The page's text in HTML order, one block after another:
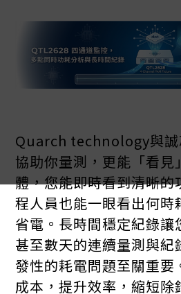
Quarch technology與誠
協助你量測，更能「看見
體，您能即時看到清晰
程人員也能一眼看出何時
省電。長時間穩定紀錄讓
甚至數天的連續量測與紀
發性的耗電問題至關重要
成本，提升效率，縮短除